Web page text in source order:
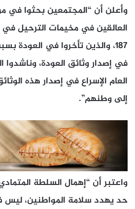
وأعلن أن “المجتمعين بحثوا في
العالقين في مخيمات الترحيل في
187، والذين تأخروا في العودة
في إصدار وثائق العودة، وناشدوا
العام الإسراع في إصدار هذه
إلى وطنهم”.
واعتبر أن “إهمال السلطة
حد يهدد سلامة المواطنين، ليس